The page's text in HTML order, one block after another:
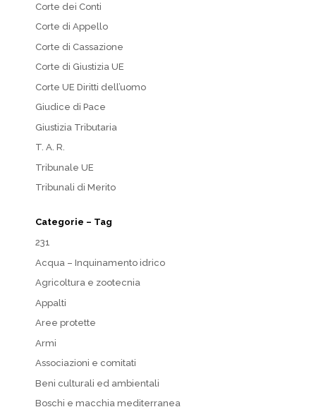
Corte dei Conti
Corte di Appello
Corte di Cassazione
Corte di Giustizia UE
Corte UE Diritti dell’uomo
Giudice di Pace
Giustizia Tributaria
T. A. R.
Tribunale UE
Tribunali di Merito
Categorie – Tag
231
Acqua – Inquinamento idrico
Agricoltura e zootecnia
Appalti
Aree protette
Armi
Associazioni e comitati
Beni culturali ed ambientali
Boschi e macchia mediterranea